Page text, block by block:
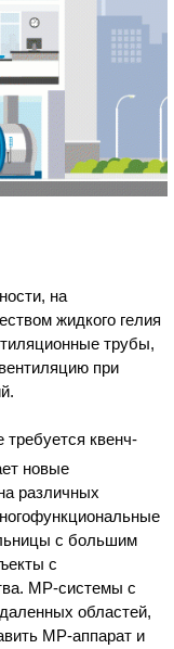
на
жидкого гелия
трубы,
при
квенч-
новые
различных
с большим
с
МР-системы с
областей,
МР-аппарат и